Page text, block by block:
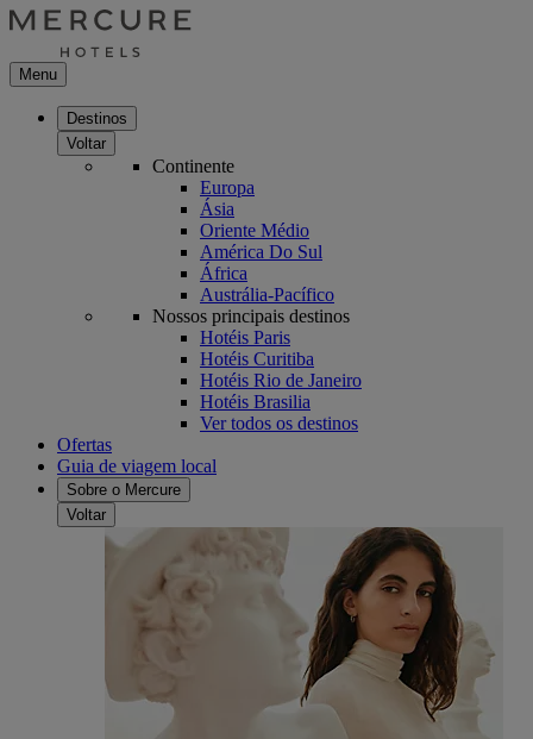
Menu
Destinos
Voltar
Continente
Europa
Ásia
Oriente Médio
América Do Sul
África
Austrália-Pacífico
Nossos principais destinos
Hotéis Paris
Hotéis Curitiba
Hotéis Rio de Janeiro
Hotéis Brasilia
Ver todos os destinos
Ofertas
Guia de viagem local
Sobre o Mercure
Voltar